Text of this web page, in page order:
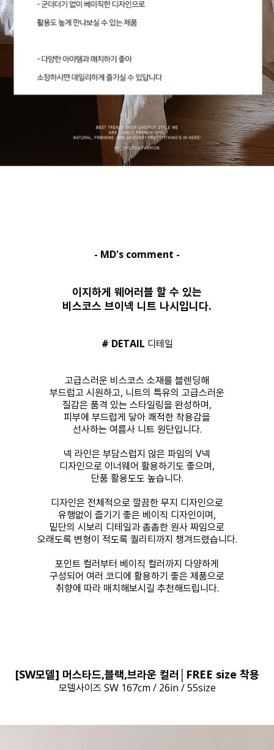
- MD's comment -
이지하게 웨어러블 할 수 있는
비스코스 브이넥 니트 나시입니다.
# DETAIL 디테일
고급스러운 비스코스 소재를 블렌딩해
부드럽고 시원하고, 니트의 특유의 고급스러운
질감은 품격 있는 스타일링을 완성하며,
피부에 부드럽게 닿아 쾌적한 착용감을
선사하는 여름사 니트 원단입니다.
넥 라인은 부담스럽지 않은 파임의 V넥
디자인으로 이너웨어 활용하기도 좋으며,
단품 활용도도 높습니다.
디자인은 전체적으로 깔끔한 무지 디자인으로
유행없이 즐기기 좋은 베이직 디자인이며,
밑단의 시보리 디테일과 촘촘한 원사 짜임으로
오래도록 변형이 적도록 퀄리티까지 챙겨드렸습니다.
포인트 컬러부터 베이직 컬러까지 다양하게
구성되어 여러 코디에 활용하기 좋은 제품으로
취향에 따라 매치해보시길 추천해드립니다.
[SW모델] 머스타드,블랙,브라운 컬러│FREE size 착용
모델사이즈 SW 167cm / 26in / 55size